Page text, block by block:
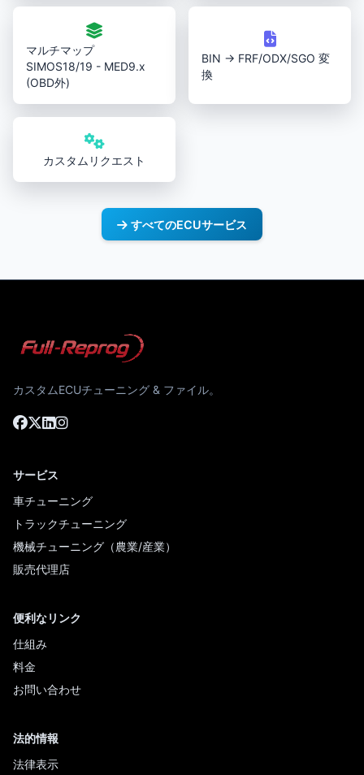
マルチマップ
SIMOS18/19 - MED9.x
(OBD外)
BIN → FRF/ODX/SGO 変
換
カスタムリクエスト
すべてのECUサービス
カスタムECUチューニング & ファイル。
サービス
車チューニング
トラックチューニング
機械チューニング（農業/産業）
販売代理店
便利なリンク
仕組み
料金
お問い合わせ
法的情報
法律表示